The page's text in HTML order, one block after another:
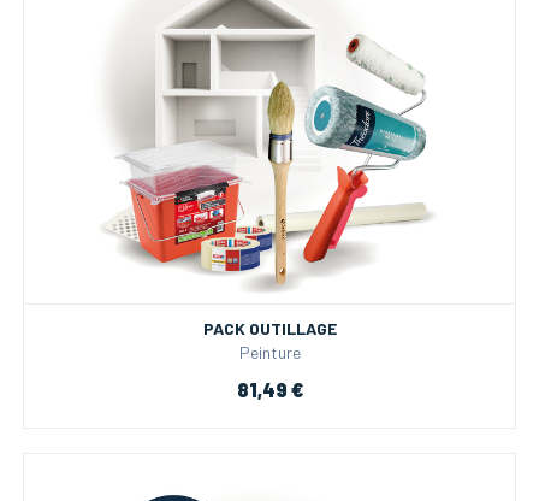
PACK OUTILLAGE
Peinture
81,49 €